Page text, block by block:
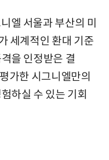
엘 서울과 부산의 미
세계적인 환대 기준
을 인정받은 결
가한 시그니엘만의
하실 수 있는 기회